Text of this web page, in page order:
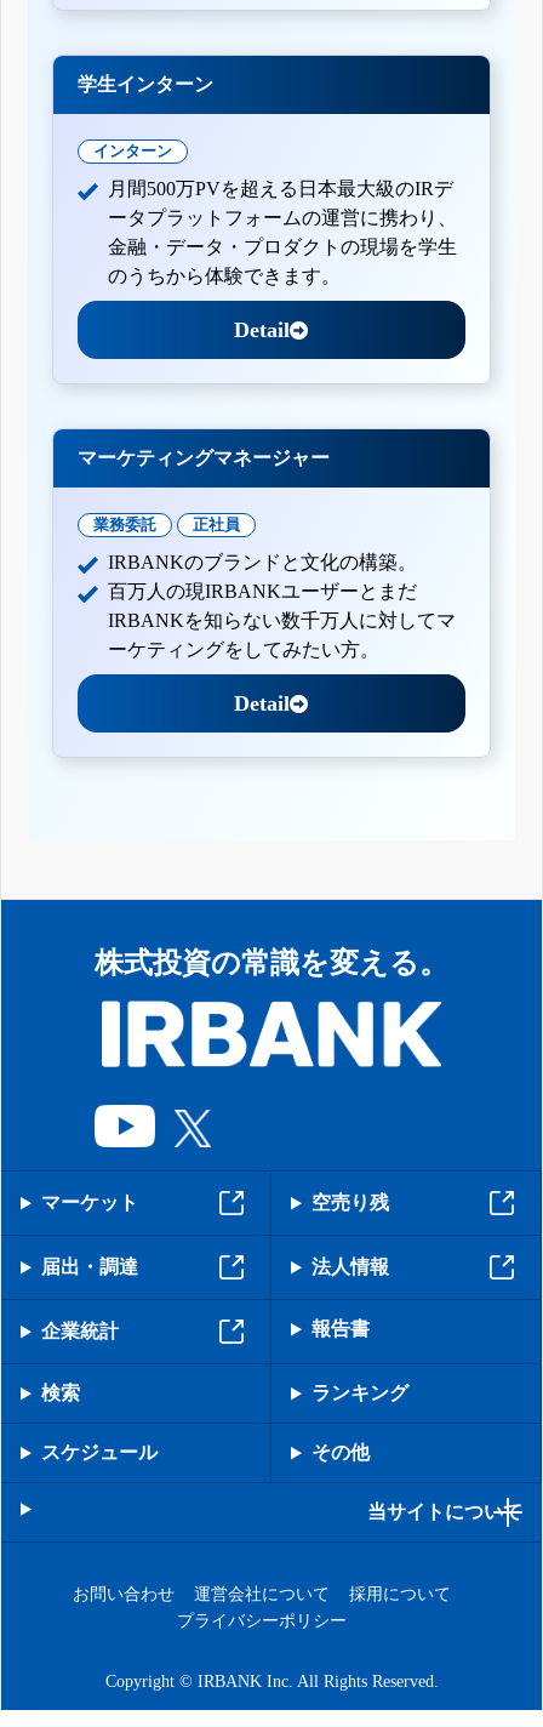
学生インターン
インターン
月間500万PVを超える日本最大級のIRデ
ータプラットフォームの運営に携わり、
金融・データ・プロダクトの現場を学生
のうちから体験できます。
Detail
マーケティングマネージャー
業務委託 正社員
IRBANKのブランドと文化の構築。
百万人の現IRBANKユーザーとまだ
IRBANKを知らない数千万人に対してマ
ーケティングをしてみたい方。
Detail
株式投資の常識を変える。
マーケット 空売り残
届出・調達 法人情報
企業統計 報告書
検索 ランキング
スケジュール その他
当サイトについて
お問い合わせ 運営会社について
採用について
プライバシーポリシー
Copyright © IRBANK Inc. All Rights Reserved.